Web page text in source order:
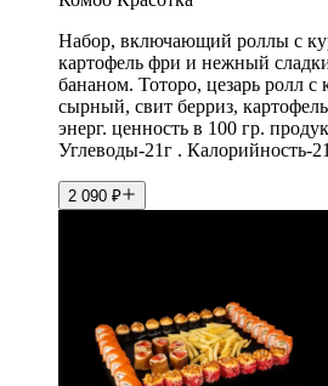
Набор, включающий роллы с
картофель фри и нежный
бананом. Тоторо, цезарь ролл с
сырный, свит берриз,
энерг. ценность в 100 гр.
Углеводы-21г . Калорийность-
2 090 ₽